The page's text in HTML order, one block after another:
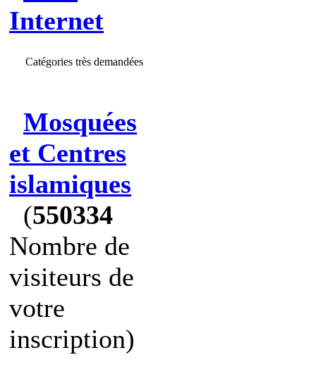
Internet
Catégories très demandées
Mosquées
et Centres
islamiques
(550334
Nombre de
visiteurs de
votre
inscription)